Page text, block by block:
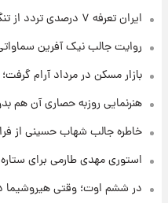
۱ روز پیش
ایران تعرفه ۷ درصدی تردد از تنگه هرمز را ابلاغ کرد
روایت جالب نیک آفرین
بازار مسکن در مرداد آرام
هنرنمایی روزبه حصاری آن هم
خاطره جالب شهاب حسینی از
استوری مهدی طارمی برای
در ششم اوت؛ وقتی